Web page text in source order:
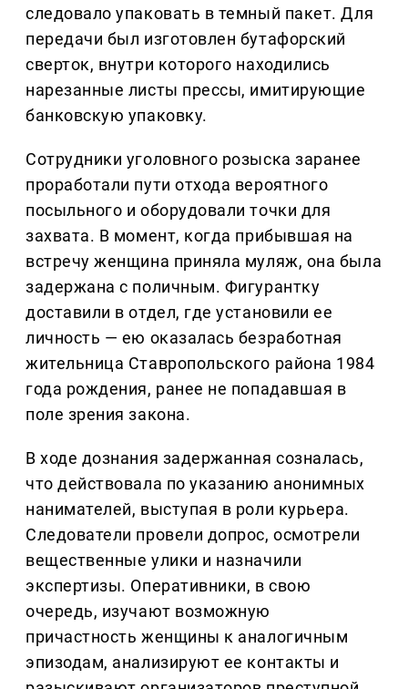
следовало упаковать в темный пакет. Для
передачи был изготовлен бутафорский
сверток, внутри которого находились
нарезанные листы прессы, имитирующие
банковскую упаковку.
Сотрудники уголовного розыска заранее
проработали пути отхода вероятного
посыльного и оборудовали точки для
захвата. В момент, когда прибывшая на
встречу женщина приняла муляж, она была
задержана с поличным. Фигурантку
доставили в отдел, где установили ее
личность — ею оказалась безработная
жительница Ставропольского района 1984
года рождения, ранее не попадавшая в
поле зрения закона.
В ходе дознания задержанная созналась,
что действовала по указанию анонимных
нанимателей, выступая в роли курьера.
Следователи провели допрос, осмотрели
вещественные улики и назначили
экспертизы. Оперативники, в свою
очередь, изучают возможную
причастность женщины к аналогичным
эпизодам, анализируют ее контакты и